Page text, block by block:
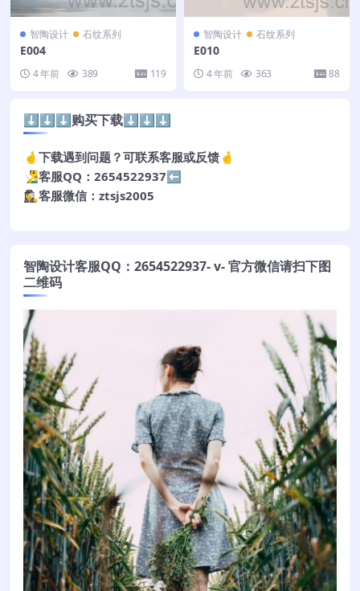
智陶设计 石纹系列
E004
4 年前 389 119
智陶设计 石纹系列
E010
4 年前 363 88
⬇️⬇️⬇️购买下载⬇️⬇️⬇️
🤞下载遇到问题？可联系客服或反馈🤞
🧏‍♂️客服QQ：2654522937⬅️
🕵️‍♀️客服微信：ztsjs2005
智陶设计客服QQ：2654522937- v- 官方微信请扫下图
二维码